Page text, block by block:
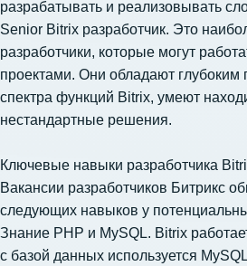
разрабатывать и реализовывать
Senior Bitrix разработчик. Это
разработчики, которые могут
проектами. Они обладают глубоким
спектра функций Bitrix, умеют
нестандартные решения.
Ключевые навыки разработчика
Вакансии разработчиков Битрикс
следующих навыков у
Знание PHP и MySQL. Bitrix
с базой данных используется